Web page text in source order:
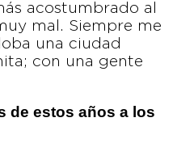
acostumbrado al
mal. Siempre me
una ciudad
con una gente
de estos años a los